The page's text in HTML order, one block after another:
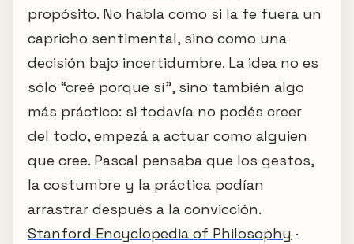
propósito. No habla como si la fe fuera un
capricho sentimental, sino como una
decisión bajo incertidumbre. La idea no es
sólo “creé porque sí”, sino también algo
más práctico: si todavía no podés creer
del todo, empezá a actuar como alguien
que cree. Pascal pensaba que los gestos,
la costumbre y la práctica podían
arrastrar después a la convicción.
Stanford Encyclopedia of Philosophy ·